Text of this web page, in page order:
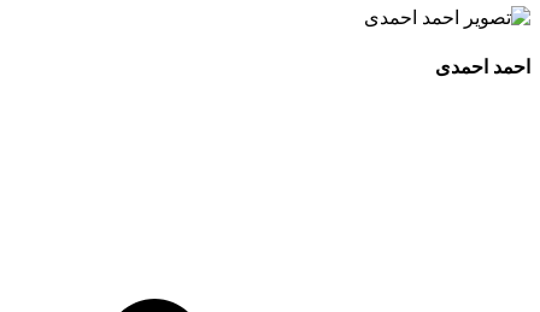
احمد احمدی